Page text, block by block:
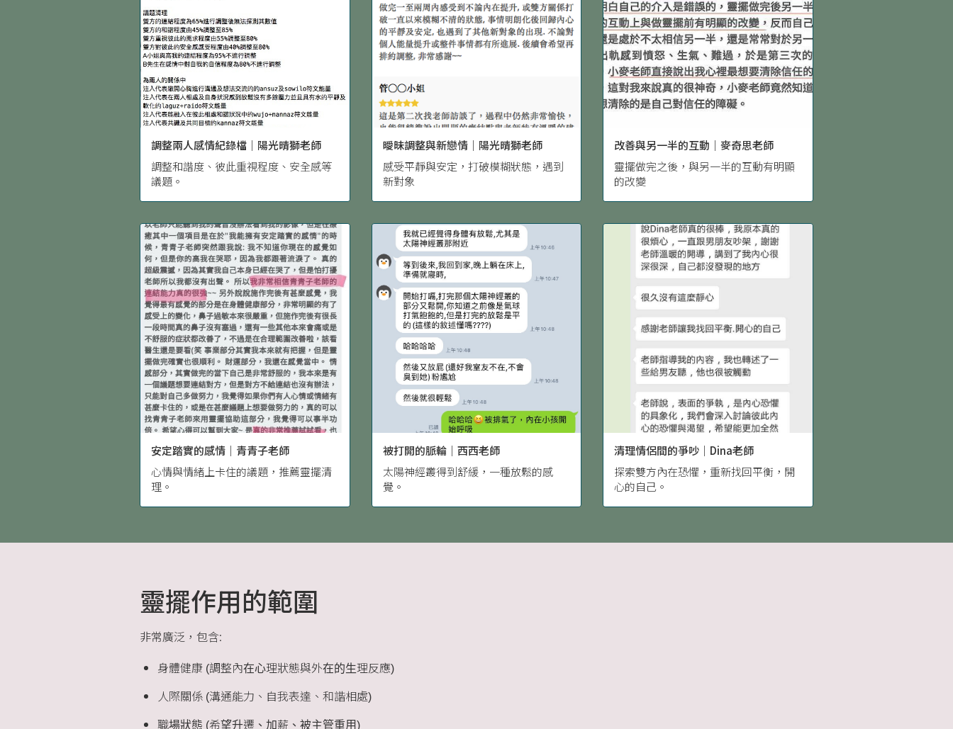
調整兩人感情紀錄檔｜陽光晴獅老師
調整和諧度、彼此重視程度、安全感等
議題。
曖昧調整與新戀情｜陽光晴獅老師
感受平靜與安定，打破模糊狀態，遇到
新對象
改善與另一半的互動｜麥奇思老師
靈擺做完之後，與另一半的互動有明顯
的改變
安定踏實的感情｜青青子老師
心情與情緒上卡住的議題，推薦靈擺清
理。
被打開的脈輪｜西西老師
太陽神經叢得到舒緩，一種放鬆的感
覺。
清理情侶間的爭吵｜Dina老師
探索雙方內在恐懼，重新找回平衡，開
心的自己。
靈擺作用的範圍
非常廣泛，包含:
身體健康 (調整內在心理狀態與外在的生理反應)
人際關係 (溝通能力、自我表達、和諧相處)
職場狀態 (希望升遷、加薪、被主管重用)